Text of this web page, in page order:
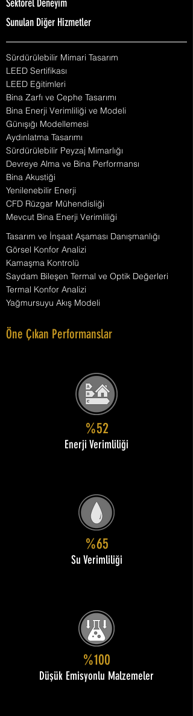
Sektörel Deneyim
Sunulan Diğer Hizmetler
Sürdürülebilir Mimari Tasarım
LEED Sertifikası
LEED Eğitimleri
Bina Zarfı ve Cephe Tasarımı
Bina Enerji Verimliliği ve Modeli
Günışığı Modellemesi
Aydınlatma Tasarımı
Sürdürülebilir Peyzaj Mimarlığı
Devreye Alma ve Bina Performansı
Bina Akustiği
Yenilenebilir Enerji
CFD Rüzgar Mühendisliği
Mevcut Bina Enerji Verimliliği
Tasarım ve İnşaat Aşaması Danışmanlığı
Görsel Konfor Analizi
Kamaşma Kontrolü
Saydam Bileşen Termal ve Optik Değerleri
Termal Konfor Analizi
Yağmursuyu Akış Modeli
Öne Çıkan Performanslar
%52
Enerji Verimliliği
%65
Su Verimliliği
%100
Düşük Emisyonlu Malzemeler